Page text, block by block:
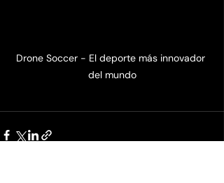
Drone Soccer - El deporte más innovador
del mundo